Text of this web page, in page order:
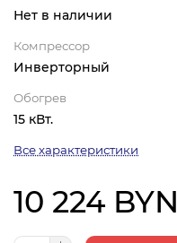
Нет в наличии
Компрессор
Инверторный
Обогрев
15 кВт.
Все характеристики
10 224 BYN